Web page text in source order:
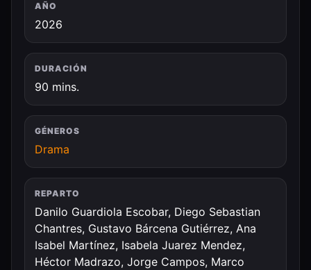
AÑO
2026
DURACIÓN
90 mins.
GÉNEROS
Drama
REPARTO
Danilo Guardiola Escobar, Diego Sebastian
Chantres, Gustavo Bárcena Gutiérrez, Ana
Isabel Martínez, Isabela Juarez Mendez,
Héctor Madrazo, Jorge Campos, Marco